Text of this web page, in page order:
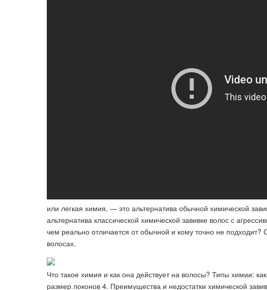
или легкая химия, — это альтернатива обычной химической
альтернатива классической химической завивке волос с
чем реально отличается от обычной и кому точно не подходит?
волосах.
Что такое химия и как она действует на волосы? Типы химии:
размер локонов 4. Преимущества и недостатки химической